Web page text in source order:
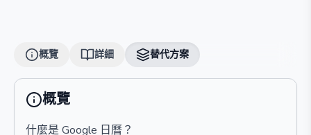
概覽 詳細 替代方案
概覽
什麼是 Google 日曆？